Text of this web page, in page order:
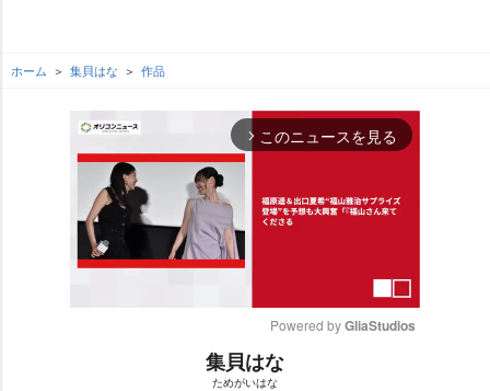
ホーム 集貝はな 作品
arrow_forward_ios このニュースを見る
Powered by GliaStudios
集貝はな
ためがいはな